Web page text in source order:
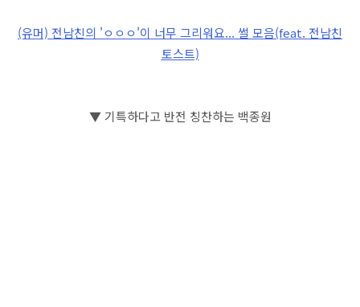
(유머) 전남친의 'ㅇㅇㅇ'이 너무 그리워요... 썰 모음(feat. 전남친
토스트)
▼ 기특하다고 반전 칭찬하는 백종원